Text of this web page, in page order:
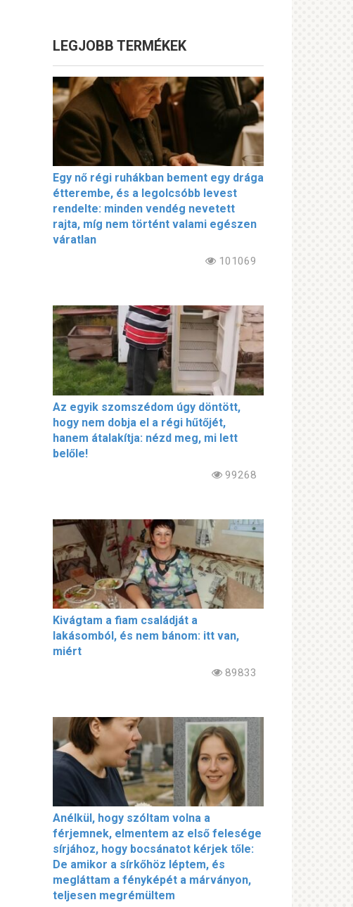
LEGJOBB TERMÉKEK
Egy nő régi ruhákban bement egy drága
étterembe, és a legolcsóbb levest
rendelte: minden vendég nevetett
rajta, míg nem történt valami egészen
váratlan
101069
Az egyik szomszédom úgy döntött,
hogy nem dobja el a régi hűtőjét,
hanem átalakítja: nézd meg, mi lett
belőle!
99268
Kivágtam a fiam családját a
lakásomból, és nem bánom: itt van,
miért
89833
Anélkül, hogy szóltam volna a
férjemnek, elmentem az első felesége
sírjához, hogy bocsánatot kérjek tőle:
De amikor a sírkőhöz léptem, és
megláttam a fényképét a márványon,
teljesen megrémültem